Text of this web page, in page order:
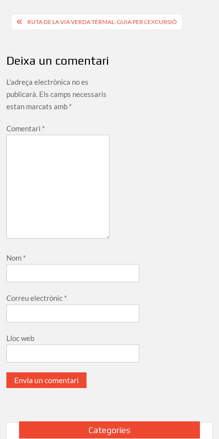
Navegació
RUTA DE LA VIA VERDA TERMAL: GUIA PER L’EXCURSIÓ
Deixa un comentari
L'adreça electrònica no es
publicarà. Els camps necessaris
estan marcats amb *
Comentari *
Nom *
Correu electrònic *
Lloc web
Categories